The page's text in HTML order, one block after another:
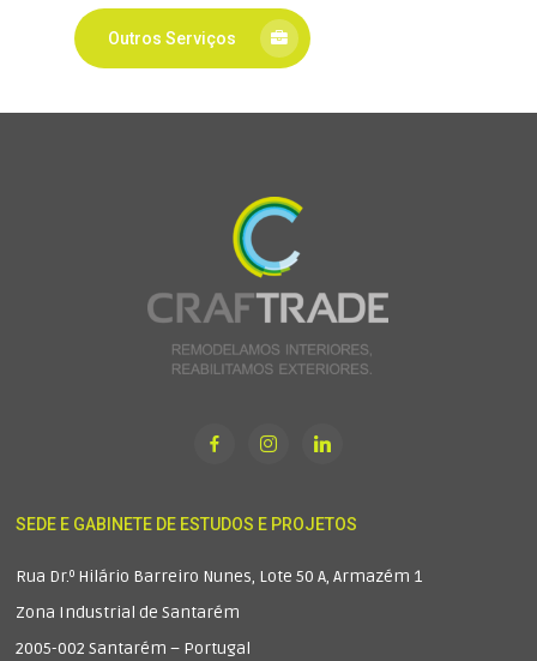
Outros Serviços
SEDE E GABINETE DE ESTUDOS E PROJETOS
Rua Dr.º Hilário Barreiro Nunes, Lote 50 A, Armazém 1
Zona Industrial de Santarém
2005-002 Santarém – Portugal